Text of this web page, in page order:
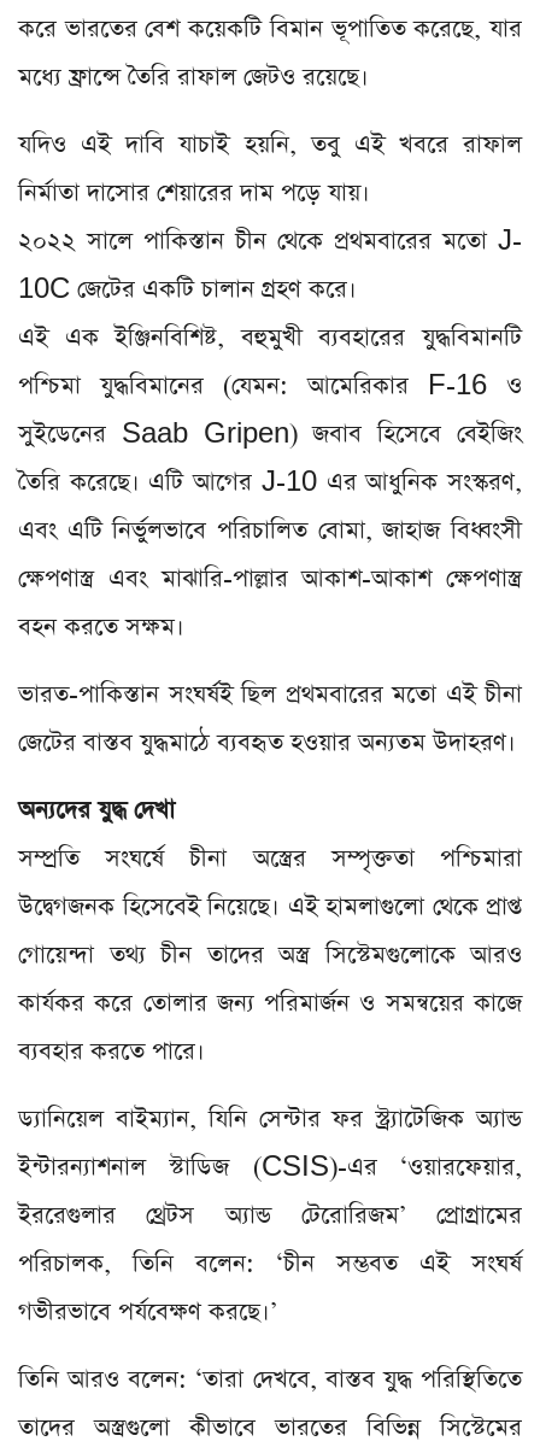
করে ভারতের বেশ কয়েকটি বিমান ভূপাতিত করেছে, যার
মধ্যে ফ্রান্সে তৈরি রাফাল জেটও রয়েছে।
যদিও এই দাবি যাচাই হয়নি, তবু এই খবরে রাফাল
নির্মাতা দাসোর শেয়ারের দাম পড়ে যায়।
২০২২ সালে পাকিস্তান চীন থেকে প্রথমবারের মতো J-
10C জেটের একটি চালান গ্রহণ করে।
এই এক ইঞ্জিনবিশিষ্ট, বহুমুখী ব্যবহারের যুদ্ধবিমানটি
পশ্চিমা যুদ্ধবিমানের (যেমন: আমেরিকার F-16 ও
সুইডেনের Saab Gripen) জবাব হিসেবে বেইজিং
তৈরি করেছে। এটি আগের J-10 এর আধুনিক সংস্করণ,
এবং এটি নির্ভুলভাবে পরিচালিত বোমা, জাহাজ বিধ্বংসী
ক্ষেপণাস্ত্র এবং মাঝারি-পাল্লার আকাশ-আকাশ ক্ষেপণাস্ত্র
বহন করতে সক্ষম।
ভারত-পাকিস্তান সংঘর্ষই ছিল প্রথমবারের মতো এই চীনা
জেটের বাস্তব যুদ্ধমাঠে ব্যবহৃত হওয়ার অন্যতম উদাহরণ।
অন্যদের যুদ্ধ দেখা
সম্প্রতি সংঘর্ষে চীনা অস্ত্রের সম্পৃক্ততা পশ্চিমারা
উদ্বেগজনক হিসেবেই নিয়েছে। এই হামলাগুলো থেকে প্রাপ্ত
গোয়েন্দা তথ্য চীন তাদের অস্ত্র সিস্টেমগুলোকে আরও
কার্যকর করে তোলার জন্য পরিমার্জন ও সমন্বয়ের কাজে
ব্যবহার করতে পারে।
ড্যানিয়েল বাইম্যান, যিনি সেন্টার ফর স্ট্র্যাটেজিক অ্যান্ড
ইন্টারন্যাশনাল স্টাডিজ (CSIS)-এর ‘ওয়ারফেয়ার,
ইররেগুলার থ্রেটস অ্যান্ড টেরোরিজম’ প্রোগ্রামের
পরিচালক, তিনি বলেন: ‘চীন সম্ভবত এই সংঘর্ষ
গভীরভাবে পর্যবেক্ষণ করছে।’
তিনি আরও বলেন: ‘তারা দেখবে, বাস্তব যুদ্ধ পরিস্থিতিতে
তাদের অস্ত্রগুলো কীভাবে ভারতের বিভিন্ন সিস্টেমের